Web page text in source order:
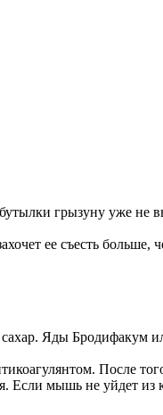
грызуну уже не
ее съесть больше,
Яды Бродифакум
После
Если мышь не уйдет